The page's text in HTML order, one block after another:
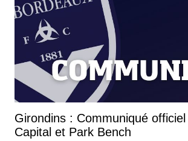
Girondins : Communiqué
Capital et Park Bench